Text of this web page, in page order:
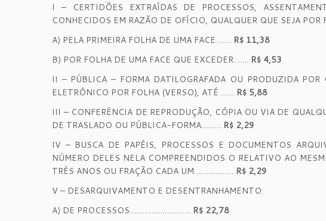
I – CERTIDÕES EXTRAÍDAS DE PROCESSOS,
CONHECIDOS EM RAZÃO DE OFÍCIO, QUALQUER QUE SEJA
A) PELA PRIMEIRA FOLHA DE UMA FACE …… R$ 11,38
B) POR FOLHA DE UMA FACE QUE EXCEDER……. R$ 4,53
II – PÚBLICA – FORMA DATILOGRAFADA OU PRODUZIDA
ELETRÔNICO POR FOLHA (VERSO), ATÉ …… R$ 5,88
III – CONFERÊNCIA DE REPRODUÇÃO, CÓPIA OU VIA DE
DE TRASLADO OU PÚBLICA-FORMA……… R$ 2,29
IV – BUSCA DE PAPÉIS, PROCESSOS E DOCUMENTOS
NÚMERO DELES NELA COMPREENDIDOS O RELATIVO AO
TRÊS ANOS OU FRAÇÃO CADA UM……………… R$ 2,29
V – DESARQUIVAMENTO E DESENTRANHAMENTO:
A) DE PROCESSOS………………………. R$ 22,78